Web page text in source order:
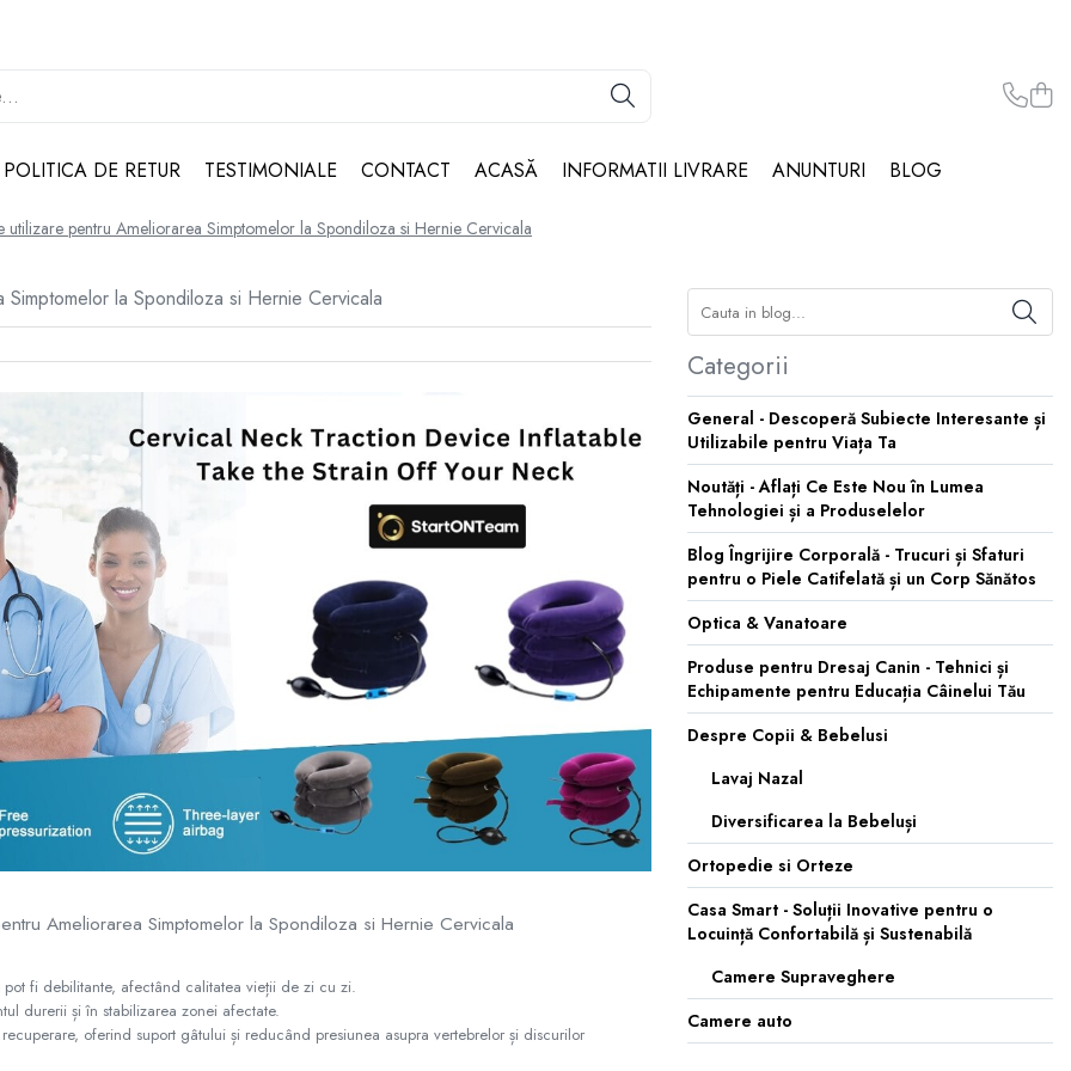
POLITICA DE RETUR TESTIMONIALE CONTACT ACASĂ INFORMATII LIVRARE ANUNTURI BLOG
pentru Ameliorarea Simptomelor la Spondiloza si Hernie Cervicala
la Spondiloza si Hernie Cervicala
Ameliorarea Simptomelor la Spondiloza si Hernie Cervicala
fi debilitante, afectând calitatea vieții de zi cu zi.
durerii și în stabilizarea zonei afectate.
oferind suport gâtului și reducând presiunea asupra vertebrelor și discurilor
Categorii
General - Descoperă Subiecte Interesante și
Utilizabile pentru Viața Ta
Noutăți - Aflați Ce Este Nou în Lumea
Tehnologiei și a Produselelor
Blog Îngrijire Corporală - Trucuri și Sfaturi
pentru o Piele Catifelată și un Corp Sănătos
Optica & Vanatoare
Produse pentru Dresaj Canin - Tehnici și
Echipamente pentru Educația Câinelui Tău
Despre Copii & Bebelusi
Lavaj Nazal
Diversificarea la Bebeluși
Ortopedie si Orteze
Casa Smart - Soluții Inovative pentru o
Locuință Confortabilă și Sustenabilă
Camere Supraveghere
Camere auto